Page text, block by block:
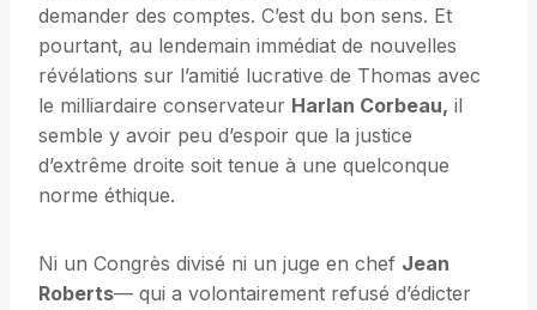
demander des comptes. C’est du bon sens. Et
pourtant, au lendemain immédiat de nouvelles
révélations sur l’amitié lucrative de Thomas avec
le milliardaire conservateur Harlan Corbeau, il
semble y avoir peu d’espoir que la justice
d’extrême droite soit tenue à une quelconque
norme éthique.
Ni un Congrès divisé ni un juge en chef Jean
Roberts— qui a volontairement refusé d’édicter